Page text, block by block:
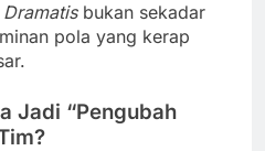
bukan sekadar
pola yang kerap
Jadi “Pengubah